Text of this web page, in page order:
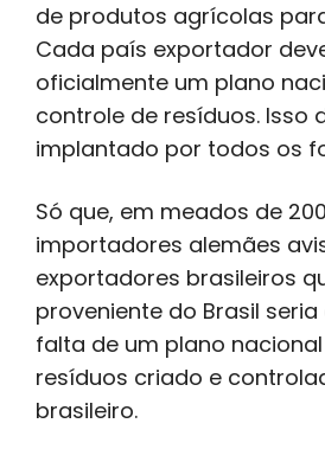
de produtos agrícolas
Cada país exportador
oficialmente um plano
controle de resíduos. Isso
implantado por todos os
Só que, em meados de
importadores alemães
exportadores brasileiros
proveniente do Brasil
falta de um plano
resíduos criado e
brasileiro.